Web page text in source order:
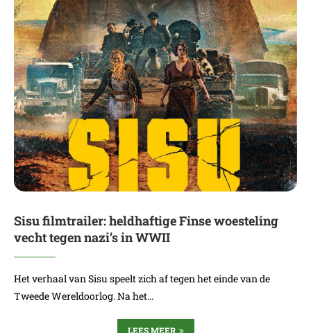
Sisu filmtrailer: heldhaftige Finse woesteling
vecht tegen nazi’s in WWII
Het verhaal van Sisu speelt zich af tegen het einde van de
Tweede Wereldoorlog. Na het…
LEES MEER